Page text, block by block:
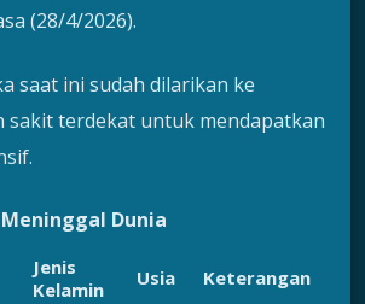
(28/4/2026).
saat ini sudah dilarikan ke
sakit terdekat untuk mendapatkan
Dunia
Jenis
Kelamin
Usia Keterangan